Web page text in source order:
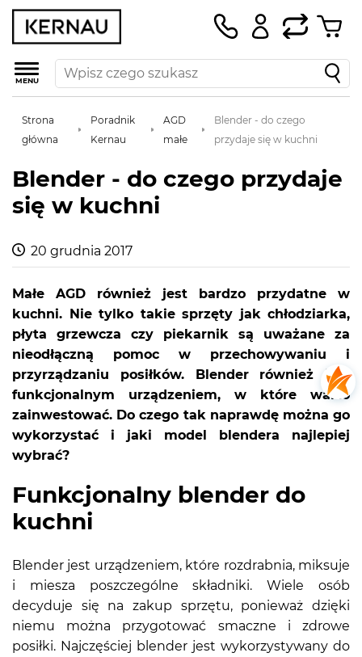
MENU
Strona
główna
Poradnik
Kernau
AGD
małe
Blender - do czego
przydaje się w kuchni
Blender - do czego przydaje
się w kuchni
20 grudnia 2017
Małe AGD również jest bardzo przydatne w
kuchni. Nie tylko takie sprzęty jak chłodziarka,
płyta grzewcza czy piekarnik są uważane za
nieodłączną pomoc w przechowywaniu i
przyrządzaniu posiłków. Blender również jest
funkcjonalnym urządzeniem, w które warto
zainwestować. Do czego tak naprawdę można go
wykorzystać i jaki model blendera najlepiej
wybrać?
Funkcjonalny blender do
kuchni
Blender jest urządzeniem, które rozdrabnia, miksuje
i miesza poszczególne składniki. Wiele osób
decyduje się na zakup sprzętu, ponieważ dzięki
niemu można przygotować smaczne i zdrowe
posiłki. Najczęściej blender jest wykorzystywany do